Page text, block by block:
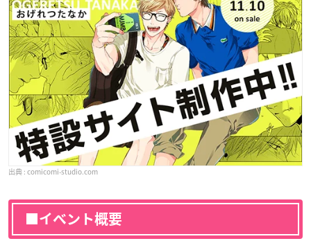
comicomi-studio.com
■イベント概要